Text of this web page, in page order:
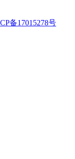
备17015278号